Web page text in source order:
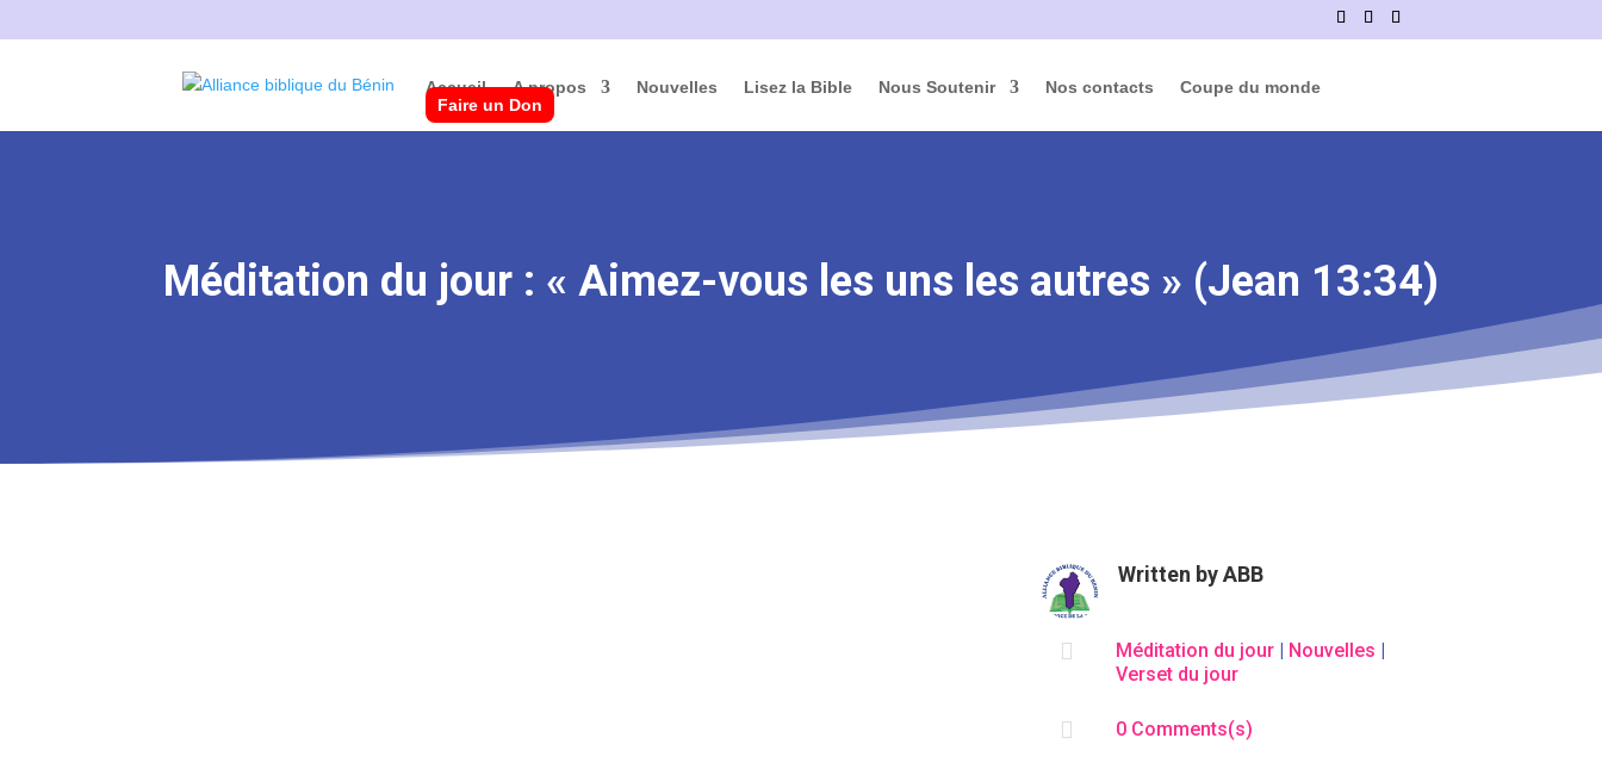
Accueil A propos Nouvelles Lisez la Bible Nous Soutenir Nos contacts
Coupe du monde
Faire un Don
Méditation du jour : « Aimez-vous les uns les autres » (Jean 13:34)
Written byABB
 Méditation du jour | Nouvelles |
Verset du jour
 0 Comments(s)